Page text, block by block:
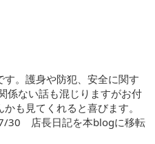
す。護身や防犯、安全に関す
係ない話も混じりますがお付
かも見てくれると喜びます。
30 店長日記を本blogに移転